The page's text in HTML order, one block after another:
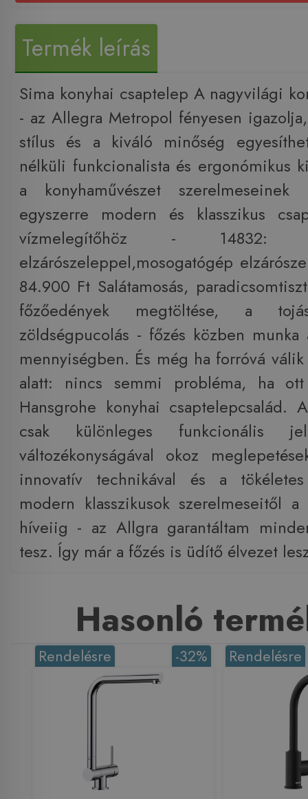
Termék leírás
Sima konyhai csaptelep A nagyvilági
- az Allegra Metropol fényesen
stílus és a kiváló minőség
nélküli funkcionalista és ergonómikus
a konyhaművészet
egyszerre modern és klasszikus
vízmelegítőhöz - 14832:
elzárószeleppel,mosogatógép
84.900 Ft Salátamosás,
főzőedények megtöltése, a
zöldségpucolás - főzés közben
mennyiségben. És még ha forróvá
alatt: nincs semmi probléma, ha
Hansgrohe konyhai csaptelepcsalád.
csak különleges funkcionális
változékonyságával okoz
innovatív technikával és a
modern klasszikusok szerelmeseitől
híveiig - az Allgra garantáltam
tesz. Így már a főzés is üdítő élvezet
Hasonló
-32%
Rendelésre Rendelésre